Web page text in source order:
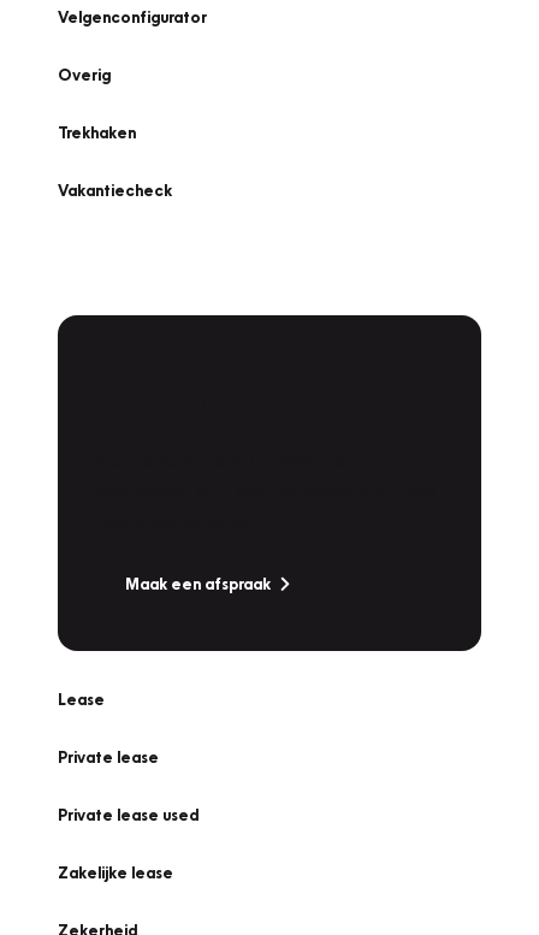
Velgenconfigurator
Overig
Trekhaken
Vakantiecheck
Maak een afspraak
Lease
Private lease
Private lease used
Zakelijke lease
Zekerheid